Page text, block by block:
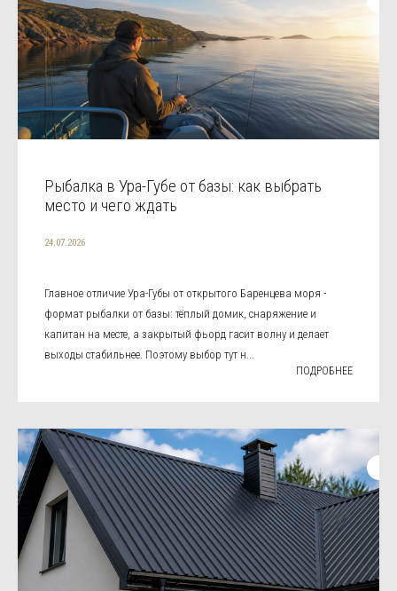
Рыбалка в Ура-Губе от базы: как выбрать
место и чего ждать
24.07.2026
Главное отличие Ура-Губы от открытого Баренцева моря -
формат рыбалки от базы: тёплый домик, снаряжение и
капитан на месте, а закрытый фьорд гасит волну и делает
выходы стабильнее. Поэтому выбор тут н...
ПОДРОБНЕЕ